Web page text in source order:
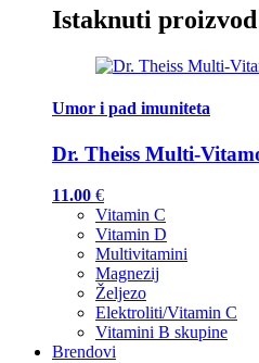
Istaknuti proizvod
Umor i pad imuniteta
Dr. Theiss Multi-
11.00 €
Vitamin C
Vitamin D
Multivitamini
Magnezij
Željezo
Elektroliti/Vitamin C
Vitamini B skupine
Brendovi